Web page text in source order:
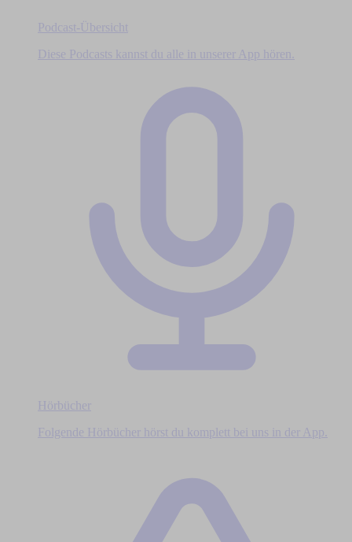
Podcast-Übersicht
Diese Podcasts kannst du alle in unserer App hören.
Hörbücher
Folgende Hörbücher hörst du komplett bei uns in der App.